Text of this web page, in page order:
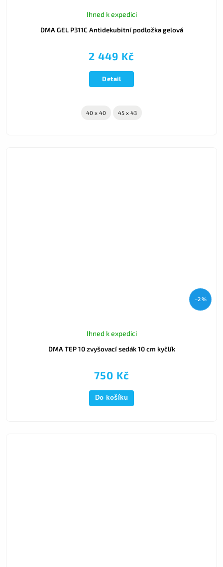
DMA GEL P311C Antidekubitní podložka gelová
Ihned k expedici
2 449 Kč
Detail
40 x 40 45 x 43
–2 %
DMA TEP 10 zvyšovací sedák 10 cm kyčlík
Ihned k expedici
750 Kč
Do košíku